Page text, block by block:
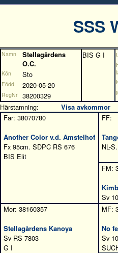
SSS
Namn
Stellagårdens
O.C.
Kön Sto
Född 2020-05-20
RegNr 38200329
BIS G I
Härstamning:
Visa avkommor
Far: 38070780
Another Color v.d. Amstelhof
Fx 95cm. SDPC RS 676
BIS Elit
FF:
NL-
FM:
Sv
Mor: 38160357
Stellagårdens Kanoya
Sv RS 7803
G I
MF:
No
Sv